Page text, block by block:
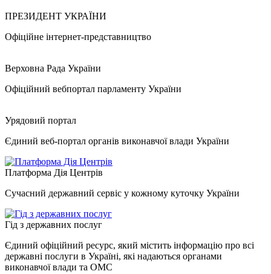
ПРЕЗИДЕНТ УКРАЇНИ
Офіційне інтернет-представництво
Верховна Рада України
Офіційний вебпортал парламенту України
Урядовий портал
Єдиний веб-портал органів виконавчої влади України
Платформа Дія Центрів
Сучасний державний сервіс у кожному куточку України
Гід з державних послуг
Єдиний офіційний ресурс, який містить інформацію про всі
державні послуги в Україні, які надаються органами
виконавчої влади та ОМС